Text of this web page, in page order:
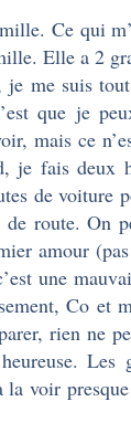
Ce qui
Elle a 2
me suis
que je
mais ce
je fais deux
de voiture
de route. On
amour
une
Co et
rien ne
Les
la voir